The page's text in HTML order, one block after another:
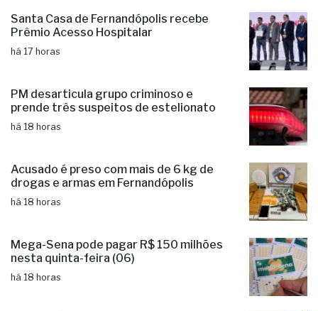
Santa Casa de Fernandópolis recebe
Prêmio Acesso Hospitalar
há 17 horas
PM desarticula grupo criminoso e
prende três suspeitos de estelionato
há 18 horas
Acusado é preso com mais de 6 kg de
drogas e armas em Fernandópolis
há 18 horas
Mega-Sena pode pagar R$ 150 milhões
nesta quinta-feira (06)
há 18 horas